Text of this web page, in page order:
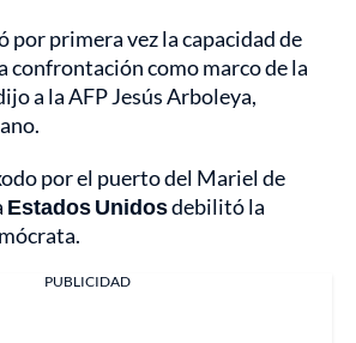
por primera vez la capacidad de
confrontación como marco de la
a la AFP Jesús Arboleya,
por el puerto del Mariel de
Estados Unidosdebilitó la
PUBLICIDAD